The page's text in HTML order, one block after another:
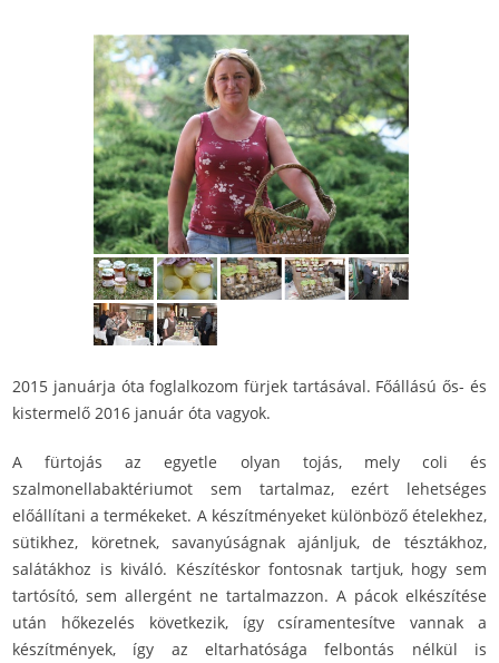
2015 januárja óta foglalkozom fürjek tartásával. Főállású ős- és
kistermelő 2016 január óta vagyok.
A fürtojás az egyetle olyan tojás, mely coli és
szalmonellabaktériumot sem tartalmaz, ezért lehetséges
előállítani a termékeket. A készítményeket különböző ételekhez,
sütikhez, köretnek, savanyúságnak ajánljuk, de tésztákhoz,
salátákhoz is kiváló. Készítéskor fontosnak tartjuk, hogy sem
tartósító, sem allergént ne tartalmazzon. A pácok elkészítése
után hőkezelés következik, így csíramentesítve vannak a
készítmények, így az eltarhatósága felbontás nélkül is